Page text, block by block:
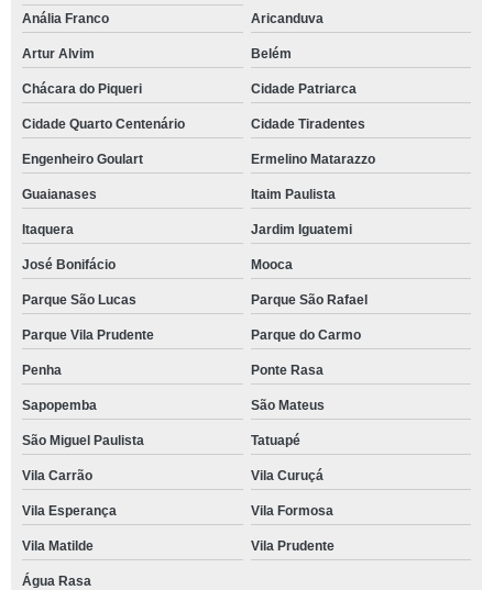
Anália Franco
Aricanduva
Artur Alvim Belém
Chácara do Piqueri Cidade Patriarca
Cidade Quarto Centenário Cidade Tiradentes
Engenheiro Goulart Ermelino Matarazzo
Guaianases Itaim Paulista
Itaquera Jardim Iguatemi
José Bonifácio Mooca
Parque São Lucas Parque São Rafael
Parque Vila Prudente Parque do Carmo
Penha Ponte Rasa
Sapopemba São Mateus
São Miguel Paulista Tatuapé
Vila Carrão Vila Curuçá
Vila Esperança Vila Formosa
Vila Matilde Vila Prudente
Água Rasa